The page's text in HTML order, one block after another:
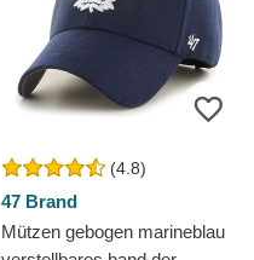
(4.8)
47 Brand
Mützen gebogen marineblau